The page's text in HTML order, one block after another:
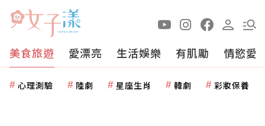
美食旅遊 愛漂亮 生活娛樂 有肌勵 情慾愛
心理測驗 陸劇 星座生肖 韓劇 彩妝保養